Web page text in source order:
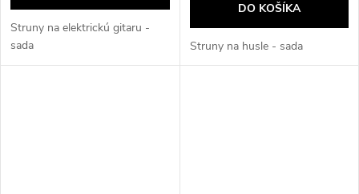
Struny na elektrickú gitaru -
sada
DO KOŠÍKA
Struny na husle - sada